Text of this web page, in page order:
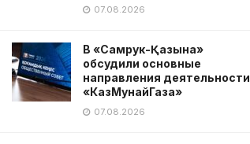
07.08.2026
В «Самрук-Қазына»
обсудили основные
направления деятельности
«КазМунайГаза»
07.08.2026